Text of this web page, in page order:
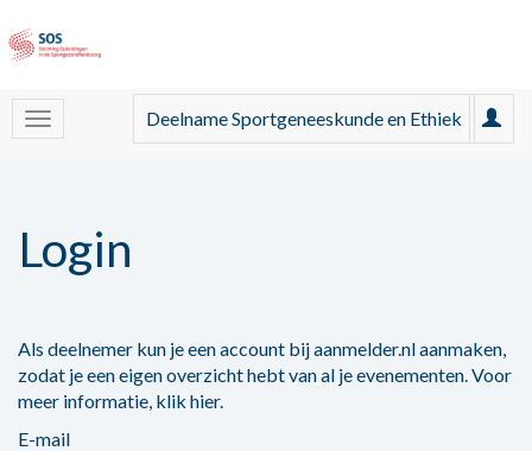
Deelname Sportgeneeskunde en Ethiek
Login
Als deelnemer kun je een account bij aanmelder.nl aanmaken,
zodat je een eigen overzicht hebt van al je evenementen. Voor
meer informatie, klik hier.
E-mail